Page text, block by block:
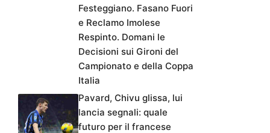
Festeggiano. Fasano Fuori
e Reclamo Imolese
Respinto. Domani le
Decisioni sui Gironi del
Campionato e della Coppa
Italia
Pavard, Chivu glissa, lui
lancia segnali: quale
futuro per il francese